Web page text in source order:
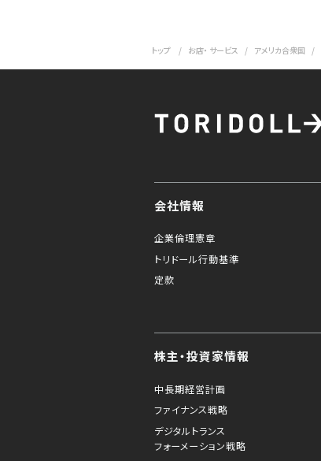
トップ お店・ サービス アメリカ合衆国
会社情報
企業倫理憲章
トリドール行動基準
定款
株主・投資家情報
中長期経営計画
ファイナンス戦略
デジタルトランス
フォーメーション戦略